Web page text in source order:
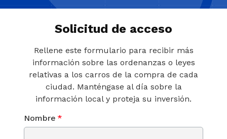
Solicitud de acceso
Rellene este formulario para recibir más
información sobre las ordenanzas o leyes
relativas a los carros de la compra de cada
ciudad. Manténgase al día sobre la
información local y proteja su inversión.
Nombre *